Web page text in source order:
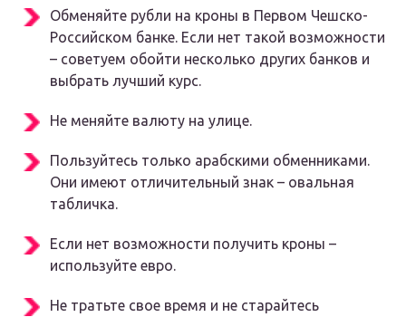
Обменяйте рубли на кроны в Первом Чешско-
Российском банке. Если нет такой возможности
– советуем обойти несколько других банков и
выбрать лучший курс.
Не меняйте валюту на улице.
Пользуйтесь только арабскими обменниками.
Они имеют отличительный знак – овальная
табличка.
Если нет возможности получить кроны –
используйте евро.
Не тратьте свое время и не старайтесь